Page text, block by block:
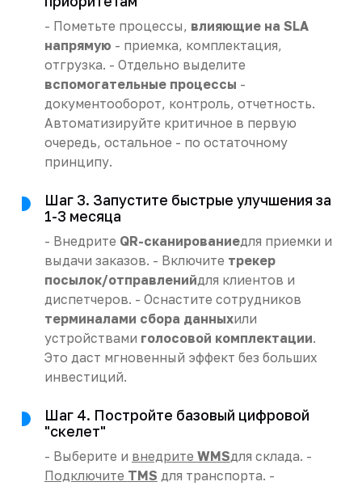
- Пометьте процессы, влияющие на SLA
напрямую - приемка, комплектация,
отгрузка. - Отдельно выделите
вспомогательные процессы -
документооборот, контроль, отчетность.
Автоматизируйте критичное в первую
очередь, остальное - по остаточному
принципу.
Шаг 3. Запустите быстрые улучшения за
1-3 месяца
- Внедрите QR-сканированиедля приемки и
выдачи заказов. - Включите трекер
посылок/отправленийдля клиентов и
диспетчеров. - Оснастите сотрудников
терминалами сбора данныхили
устройствами голосовой комплектации.
Это даст мгновенный эффект без больших
инвестиций.
Шаг 4. Постройте базовый цифровой
"скелет"
- Выберите и внедрите WMSдля склада. -
Подключите TMS для транспорта. -